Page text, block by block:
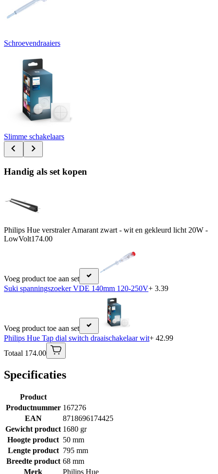
Schroevendraaiers
Slimme schakelaars
Handig als set kopen
Philips Hue verstraler Amarant zwart - wit en gekleurd licht 20W -
LowVolt174.00
Voeg product toe aan set
Suki spanningszoeker VDE 140mm 120-250V+ 3.39
Voeg product toe aan set
Philips Hue Tap dial switch draaischakelaar wit+ 42.99
Totaal 174.00
Specificaties
Product
Productnummer 167276
EAN
8718696174425
Gewicht product 1680 gr
Hoogte product 50 mm
Lengte product 795 mm
Breedte product 68 mm
Merk
Philips Hue